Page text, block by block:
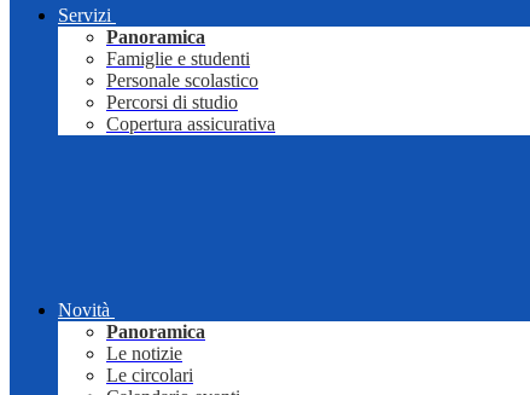
Servizi
Panoramica
Famiglie e studenti
Personale scolastico
Percorsi di studio
Copertura assicurativa
Novità
Panoramica
Le notizie
Le circolari